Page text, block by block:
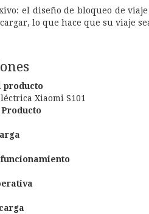
el diseño de bloqueo de
lo que hace que su viaje
producto
Xiaomi S101